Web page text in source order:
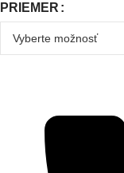
PRIEMER